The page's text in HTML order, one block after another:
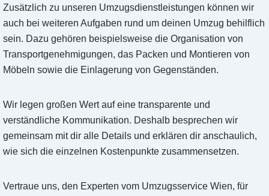
Zusätzlich zu unseren Umzugsdienstleistungen können wir
auch bei weiteren Aufgaben rund um deinen Umzug behilflich
sein. Dazu gehören beispielsweise die Organisation von
Transportgenehmigungen, das Packen und Montieren von
Möbeln sowie die Einlagerung von Gegenständen.
Wir legen großen Wert auf eine transparente und
verständliche Kommunikation. Deshalb besprechen wir
gemeinsam mit dir alle Details und erklären dir anschaulich,
wie sich die einzelnen Kostenpunkte zusammensetzen.
Vertraue uns, den Experten vom Umzugsservice Wien, für